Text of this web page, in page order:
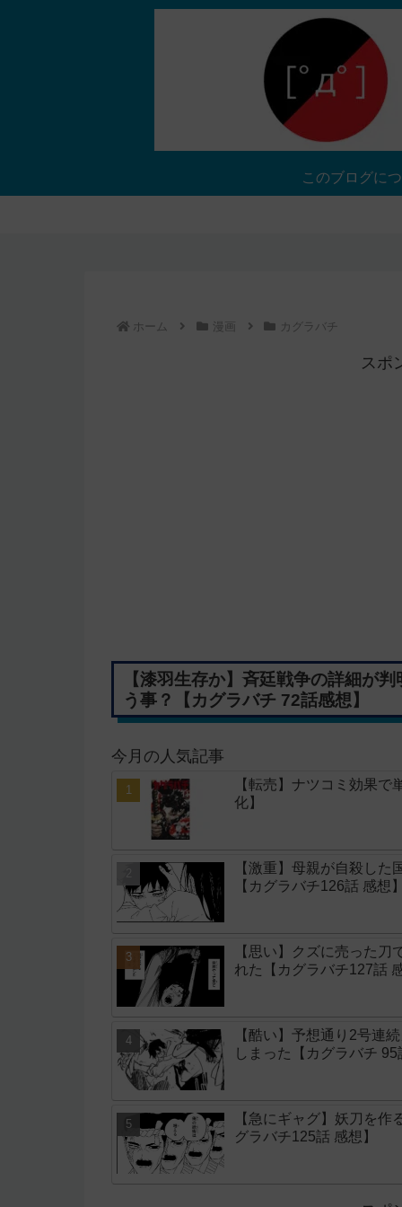
このブログに
ホーム 漫画 カグラバチ
スポ
【漆羽生存か】斉廷戦争の詳細が
う事？【カグラバチ 72話感想】
今月の人気記事
【転売】ナツコミ効果
化】
【激重】母親が自殺し
【カグラバチ126話 感想
【思い】クズに売った
れた【カグラバチ127話
【酷い】予想通り2号連
しまった【カグラバチ
【急にギャグ】妖刀を
グラバチ125話 感想】